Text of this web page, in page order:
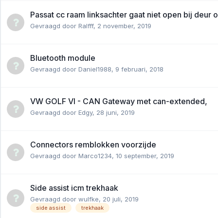
Passat cc raam linksachter gaat niet open bij deur
Gevraagd door Ralfff, 2 november, 2019
Bluetooth module
Gevraagd door Daniel1988, 9 februari, 2018
VW GOLF VI - CAN Gateway met can-extended,
Gevraagd door Edgy, 28 juni, 2019
Connectors remblokken voorzijde
Gevraagd door Marco1234, 10 september, 2019
Side assist icm trekhaak
Gevraagd door wulfke, 20 juli, 2019
side assist trekhaak